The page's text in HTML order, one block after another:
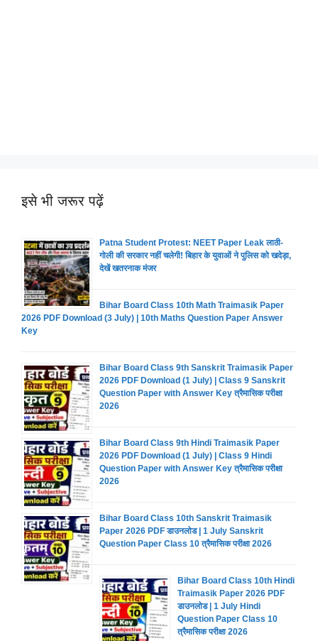
इसे भी जरूर पढ़ें
Patna Student Protest: NEET Paper Leak लाठी-
गोली की सरकार नहीं चलेगी! बिहार के युवाओं ने पुलिस को खदेड़ा,
देखें खतरनाक मंजर
Bihar Board Class 10th Math Traimasik Paper
2026 PDF Download (3 July) | 10th Maths Question Paper Answer
Key
Bihar Board Class 9th Sanskrit Traimasik Paper
2026 PDF Download (1 July) | Class 9 Sanskrit
Question Paper with Answer Key त्रैमासिक परीक्षा
2026
Bihar Board Class 9th Hindi Traimasik Paper
2026 PDF Download (1 July) | Class 9 Hindi
Question Paper with Answer Key त्रैमासिक परीक्षा
2026
Bihar Board Class 10th Sanskrit Traimasik
Paper 2026 PDF डाउनलोड | 1 July Sanskrit
Question Paper Class 10 त्रैमासिक परीक्षा 2026
Bihar Board Class 10th Hindi
Traimasik Paper 2026 PDF
डाउनलोड | 1 July Hindi
Question Paper Class 10
त्रैमासिक परीक्षा 2026